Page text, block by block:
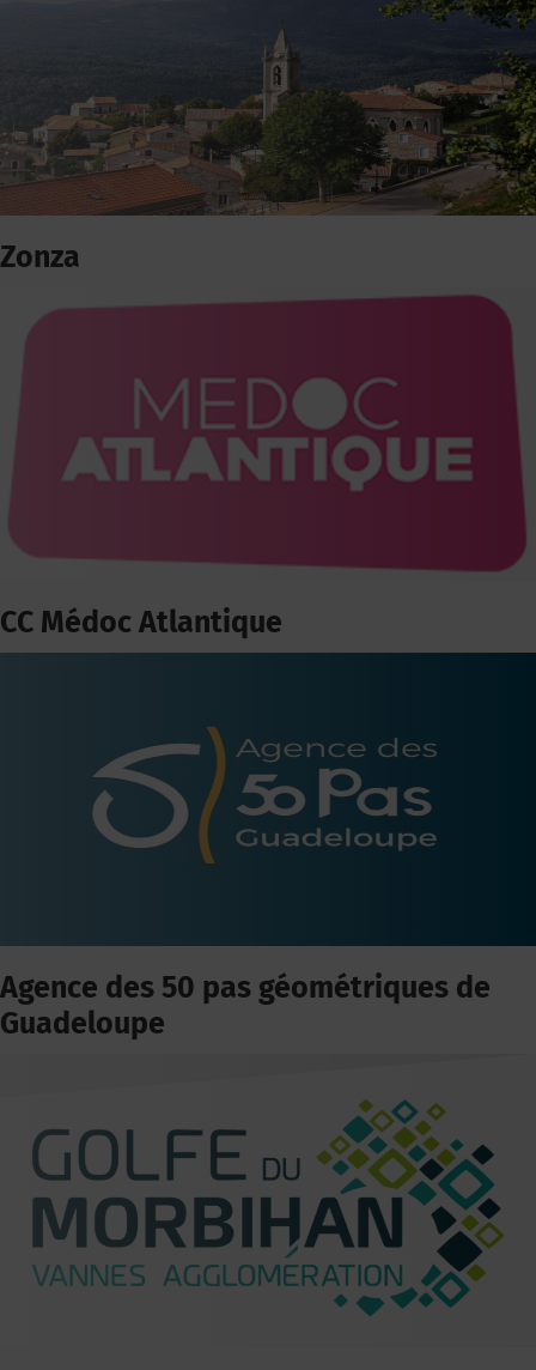
Zonza
CC Médoc Atlantique
Agence des 50 pas géométriques de
Guadeloupe